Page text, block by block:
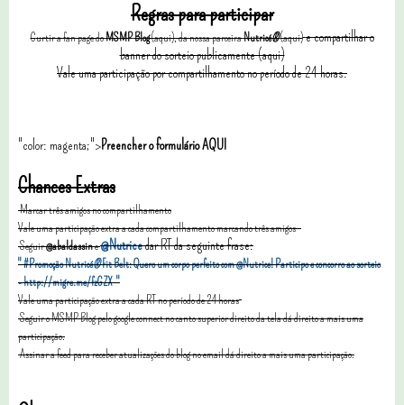
Regras para participar
Curtir a fan page doMSMPBlog(aqui), da nossa parceiraNutricé®(aqui) e compartilhar o
banner do sorteio publicamente (aqui)
Vale uma participação por compartilhamento no período de 24 horas.
"color: magenta;">Preencher o formulárioAQUI
Chances Extras
Marcar três amigos no compartilhamento
Vale uma participação extra a cada compartilhamento marcando três amigos
Seguir@abaldassine@Nutricedar RT da seguinte frase:
" #PromoçãoNutricé®Fit Belt: Quero um corpo perfeito com @Nutrice! Participo e concorro ao sorteio
-http://migre.me/fzGZX"
Vale uma participação extra a cada RT no período de 24 horas
Seguir o MSMP Blog pelo google connect no canto superior direito da tela dá direito a mais uma
participação.
Assinar a feed para receber atualizações do blog no email dádireito a mais uma participação.